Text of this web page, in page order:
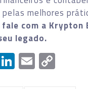
melhores
fale com a Krypton
legado.
LinkedIn
Email